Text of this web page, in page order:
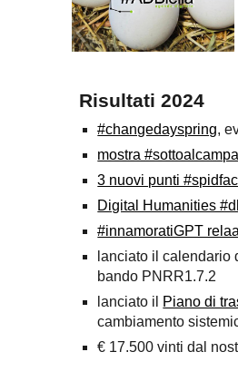
Risultati 2024
#changedayspring,
mostra
3 nuovi punti
Digital Humanities
#innamoratiGPT
lanciato il calendario
bando PNRR1.7.2
lanciato il Piano di
cambiamento
€ 17.500 vinti dal